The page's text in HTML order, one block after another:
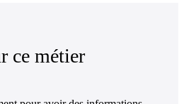
ce métier